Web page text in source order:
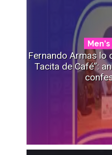
Men's
Fernando Armas lo
Tacita de Café”: